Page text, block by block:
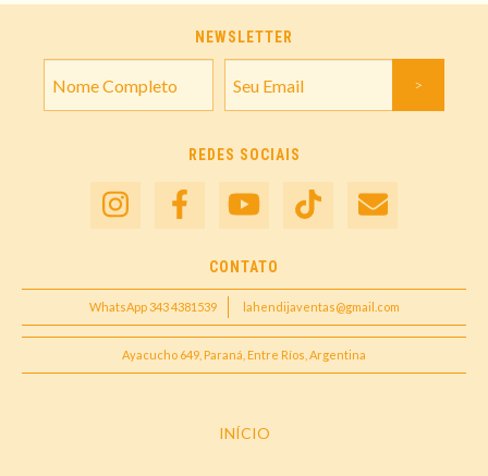
NEWSLETTER
REDES SOCIAIS
CONTATO
WhatsApp 343 4381539 lahendijaventas@gmail.com
Ayacucho 649, Paraná, Entre Ríos, Argentina
INÍCIO